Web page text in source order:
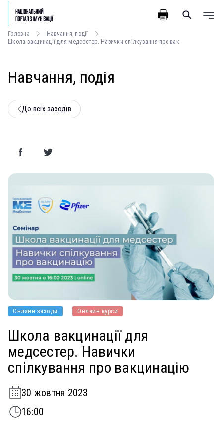
Головна
Навчання, події
Школа вакцинації для медсестер. Навички спілкування про вакцинацію
Навчання, подія
До всіх заходів
Онлайн заходи Онлайн курси
Школа вакцинації для
медсестер. Навички
спілкування про вакцинацію
30 жовтня 2023
16:00